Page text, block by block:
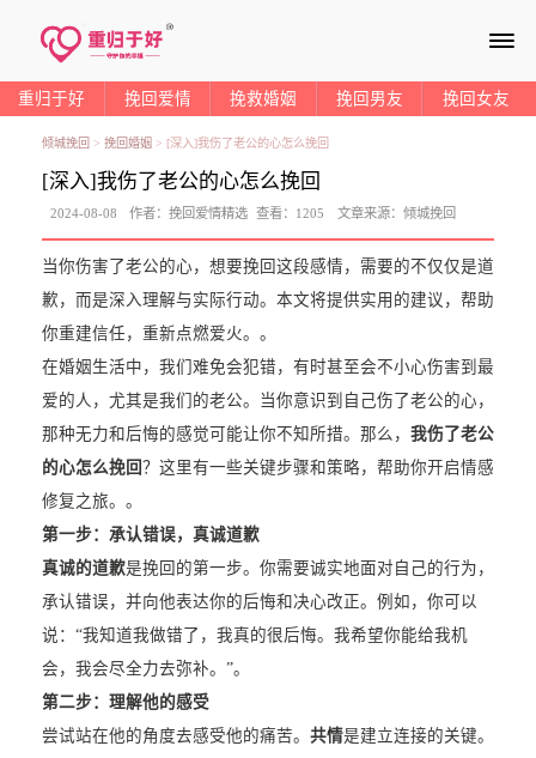
≡
重归于好 挽回爱情 挽救婚姻 挽回男友 挽回女友
倾城挽回 > 挽回婚姻 > [深入]我伤了老公的心怎么挽回
[深入]我伤了老公的心怎么挽回
2024-08-08 作者：挽回爱情精选 查看： 1205 文章来源： 倾城挽回
当你伤害了老公的心，想要挽回这段感情，需要的不仅仅是道
歉，而是深入理解与实际行动。本文将提供实用的建议，帮助
你重建信任，重新点燃爱火。。
在婚姻生活中，我们难免会犯错，有时甚至会不小心伤害到最
爱的人，尤其是我们的老公。当你意识到自己伤了老公的心，
那种无力和后悔的感觉可能让你不知所措。那么， 我伤了老公
的心怎么挽回？这里有一些关键步骤和策略，帮助你开启情感
修复之旅。。
第一步：承认错误，真诚道歉
真诚的道歉是挽回的第一步。你需要诚实地面对自己的行为，
承认错误，并向他表达你的后悔和决心改正。例如，你可以
说：“我知道我做错了，我真的很后悔。我希望你能给我机
会，我会尽全力去弥补。”。
第二步：理解他的感受
尝试站在他的角度去感受他的痛苦。 共情是建立连接的关键。